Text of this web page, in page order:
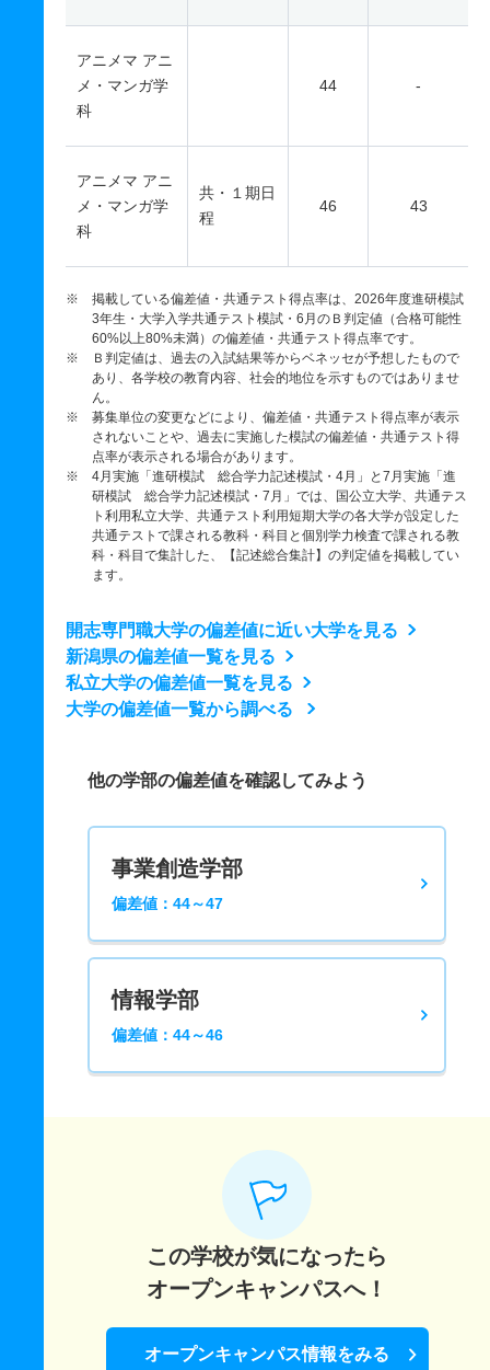
アニメマ アニ
メ・マンガ学
科
44 -
アニメマ アニ
メ・マンガ学
科
共・１期日
程
46 43
※ 掲載している偏差値・共通テスト得点率は、2026年度進研模試
3年生・大学入学共通テスト模試・6月のＢ判定値（合格可能性
60%以上80%未満）の偏差値・共通テスト得点率です。
※ Ｂ判定値は、過去の入試結果等からベネッセが予想したもので
あり、各学校の教育内容、社会的地位を示すものではありませ
ん。
※ 募集単位の変更などにより、偏差値・共通テスト得点率が表示
されないことや、過去に実施した模試の偏差値・共通テスト得
点率が表示される場合があります。
※ 4月実施「進研模試 総合学力記述模試・4月」と7月実施「進
研模試 総合学力記述模試・7月」では、国公立大学、共通テス
ト利用私立大学、共通テスト利用短期大学の各大学が設定した
共通テストで課される教科・科目と個別学力検査で課される教
科・科目で集計した、【記述総合集計】の判定値を掲載してい
ます。
開志専門職大学の偏差値に近い大学を見る
新潟県の偏差値一覧を見る
私立大学の偏差値一覧を見る
大学の偏差値一覧から調べる
他の学部の偏差値を確認してみよう
事業創造学部
偏差値：44～47
情報学部
偏差値：44～46
この学校が気になったら
オープンキャンパスへ！
オープンキャンパス情報をみる